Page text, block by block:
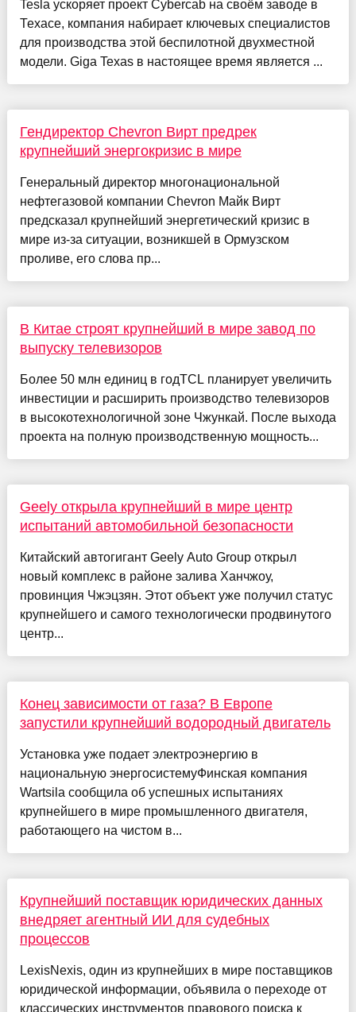
Tesla ускоряет проект Cybercab на своём заводе в
Техасе, компания набирает ключевых специалистов
для производства этой беспилотной двухместной
модели. Giga Texas в настоящее время является ...
Гендиректор Chevron Вирт предрек
крупнейший энергокризис в мире
Генеральный директор многонациональной
нефтегазовой компании Chevron Майк Вирт
предсказал крупнейший энергетический кризис в
мире из-за ситуации, возникшей в Ормузском
проливе, его слова пр...
В Китае строят крупнейший в мире завод по
выпуску телевизоров
Более 50 млн единиц в годTCL планирует увеличить
инвестиции и расширить производство телевизоров
в высокотехнологичной зоне Чжункай. После выхода
проекта на полную производственную мощность...
Geely открыла крупнейший в мире центр
испытаний автомобильной безопасности
Китайский автогигант Geely Auto Group открыл
новый комплекс в районе залива Ханчжоу,
провинция Чжэцзян. Этот объект уже получил статус
крупнейшего и самого технологически продвинутого
центр...
Конец зависимости от газа? В Европе
запустили крупнейший водородный двигатель
Установка уже подает электроэнергию в
национальную энергосистемуФинская компания
Wartsila сообщила об успешных испытаниях
крупнейшего в мире промышленного двигателя,
работающего на чистом в...
Крупнейший поставщик юридических данных
внедряет агентный ИИ для судебных
процессов
LexisNexis, один из крупнейших в мире поставщиков
юридической информации, объявила о переходе от
классических инструментов правового поиска к